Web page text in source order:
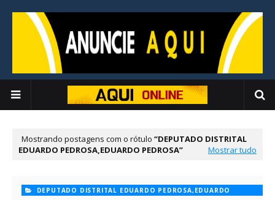
Mostrando postagens com o rótulo
DEPUTADO DISTRITAL
EDUARDO PEDROSA,EDUARDO PEDROSA
Mostrar tudo
DEPUTADO DISTRITAL EDUARDO PEDROSA,EDUARDO